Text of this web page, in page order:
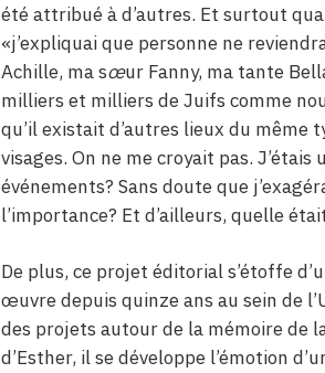
été attribué à d’autres. Et surtout
«j’expliquai que personne ne
Achille, ma sœur Fanny, ma tante
milliers et milliers de Juifs comme
qu’il existait d’autres lieux du même
visages. On ne me croyait pas.
événements? Sans doute que
l’importance? Et d’ailleurs, quelle
De plus, ce projet éditorial s’étoffe
œuvre depuis quinze ans au sein de
des projets autour de la mémoire de
d’Esther, il se développe l’émotion